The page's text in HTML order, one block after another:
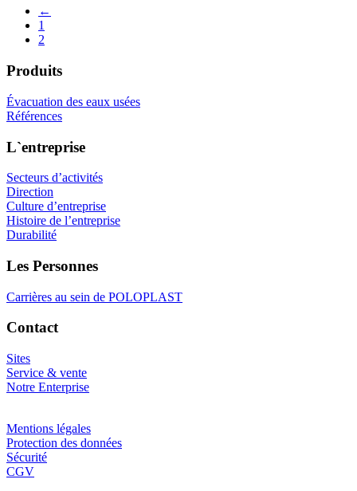
←
1
2
Produits
Évacuation des eaux usées
Références
L`entreprise
Secteurs d’activités
Direction
Culture d’entreprise
Histoire de l’entreprise
Durabilité
Les Personnes
Carrières au sein de POLOPLAST
Contact
Sites
Service & vente
Notre Enterprise
Mentions légales
Protection des données
Sécurité
CGV